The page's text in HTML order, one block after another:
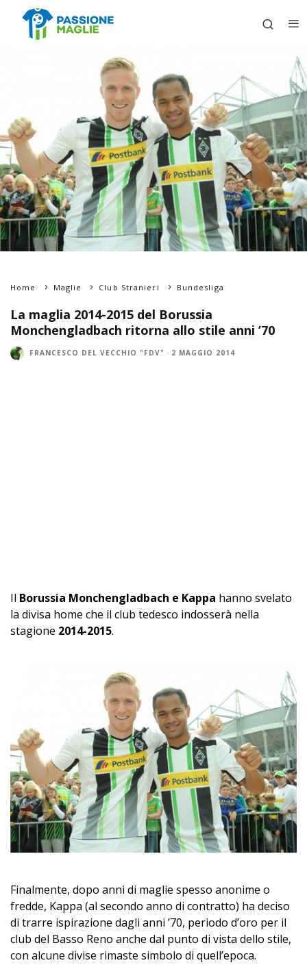
Home Maglie Club Stranieri Bundesliga
La maglia 2014-2015 del Borussia
Monchengladbach ritorna allo stile anni ’70
FRANCESCO DEL VECCHIO "FDV" · 2 MAGGIO 2014
Il Borussia Monchengladbach e Kappa hanno svelato
la divisa home che il club tedesco indosserà nella
stagione 2014-2015.
Finalmente, dopo anni di maglie spesso anonime o
fredde, Kappa (al secondo anno di contratto) ha deciso
di trarre ispirazione dagli anni ’70, periodo d’oro per il
club del Basso Reno anche dal punto di vista dello stile,
con alcune divise rimaste simbolo di quell’epoca.